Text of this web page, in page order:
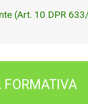
(Art. 10 DPR